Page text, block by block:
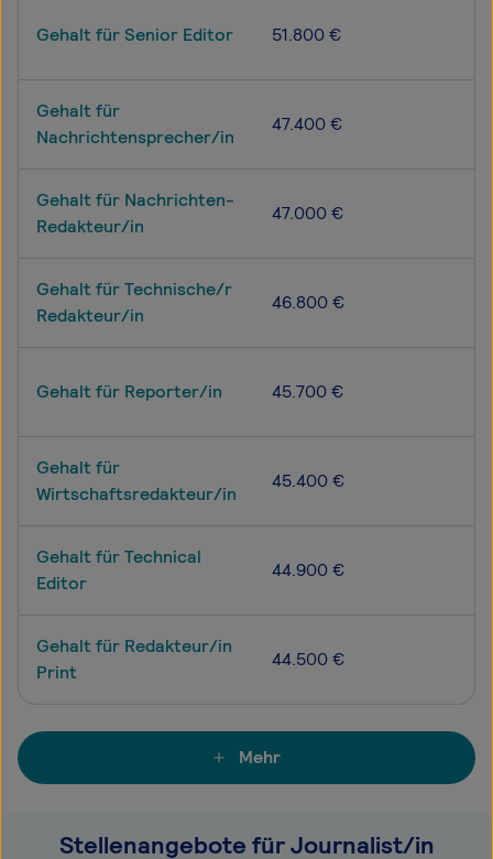
Gehalt für Senior Editor 51.800 €
Gehalt für
Nachrichtensprecher/in
47.400 €
Gehalt für Nachrichten-
Redakteur/in
47.000 €
Gehalt für Technische/r
Redakteur/in
46.800 €
Gehalt für Reporter/in 45.700 €
Gehalt für
Wirtschaftsredakteur/in
45.400 €
Gehalt für Technical
Editor
44.900 €
Gehalt für Redakteur/in
Print
44.500 €
Mehr
Stellenangebote für Journalist/in